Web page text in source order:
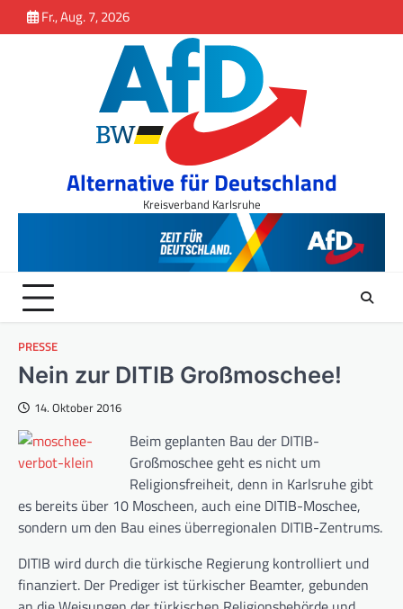
springen
to
Fr., Aug. 7, 2026
Alternative für Deutschland
Kreisverband Karlsruhe
PRESSE
Nein zur DITIB Großmoschee!
14. Oktober 2016
Beim geplanten Bau der DITIB-
Großmoschee geht es nicht um
Religionsfreiheit, denn in Karlsruhe gibt
es bereits über 10 Moscheen, auch eine DITIB-Moschee,
sondern um den Bau eines überregionalen DITIB-Zentrums.
DITIB wird durch die türkische Regierung kontrolliert und
finanziert. Der Prediger ist türkischer Beamter, gebunden